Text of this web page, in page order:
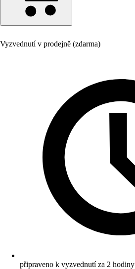
Vyzvednutí v prodejně (zdarma)
připraveno k vyzvednutí za 2 hodiny